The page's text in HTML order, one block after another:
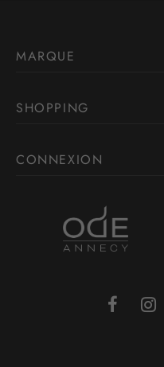
MARQUE
SHOPPING
CONNEXION